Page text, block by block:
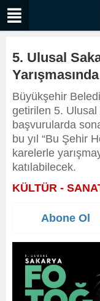
5. Ulusal
Büyükşehir
getirilen 5. Ulusal
başvurularda
bu yıl “Bu Şehir
karelerle
katılabilecek.
KÜLTÜR -
Abone Ol